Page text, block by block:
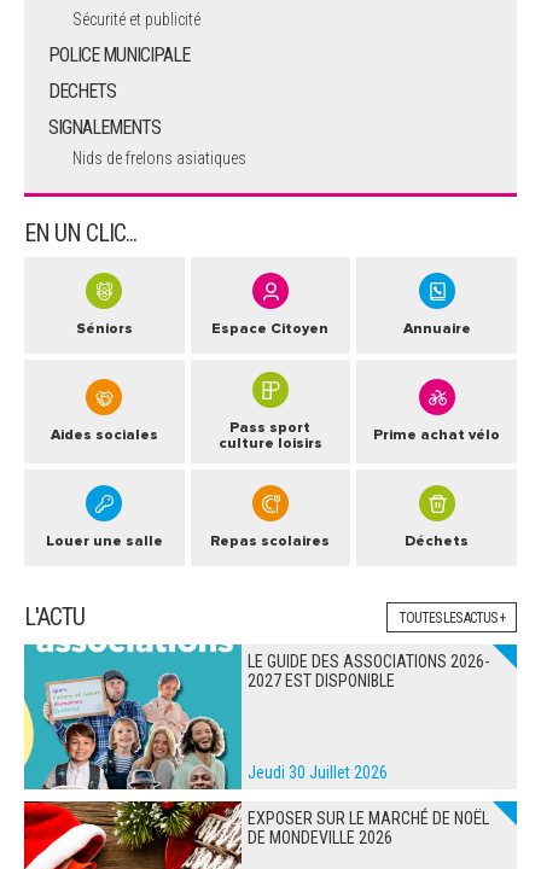
Sécurité et publicité
POLICE MUNICIPALE
DECHETS
SIGNALEMENTS
Nids de frelons asiatiques
EN UN CLIC...
Séniors Espace Citoyen Annuaire
Aides sociales
Pass sport
culture loisirs
Prime achat vélo
Louer une salle Repas scolaires Déchets
L'ACTU TOUTES LES ACTUS +
LE GUIDE DES ASSOCIATIONS 2026-
2027 EST DISPONIBLE
Jeudi 30 Juillet 2026
EXPOSER SUR LE MARCHÉ DE NOËL
DE MONDEVILLE 2026